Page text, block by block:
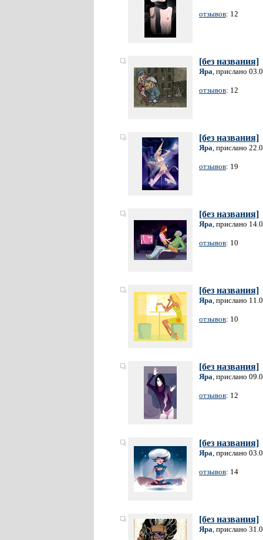
отзывов: 12
[без названия]
Яра, прислано
отзывов: 12
[без названия]
Яра, прислано
отзывов: 19
[без названия]
Яра, прислано
отзывов: 10
[без названия]
Яра, прислано
отзывов: 10
[без названия]
Яра, прислано
отзывов: 12
[без названия]
Яра, прислано
отзывов: 14
[без названия]
Яра, прислано